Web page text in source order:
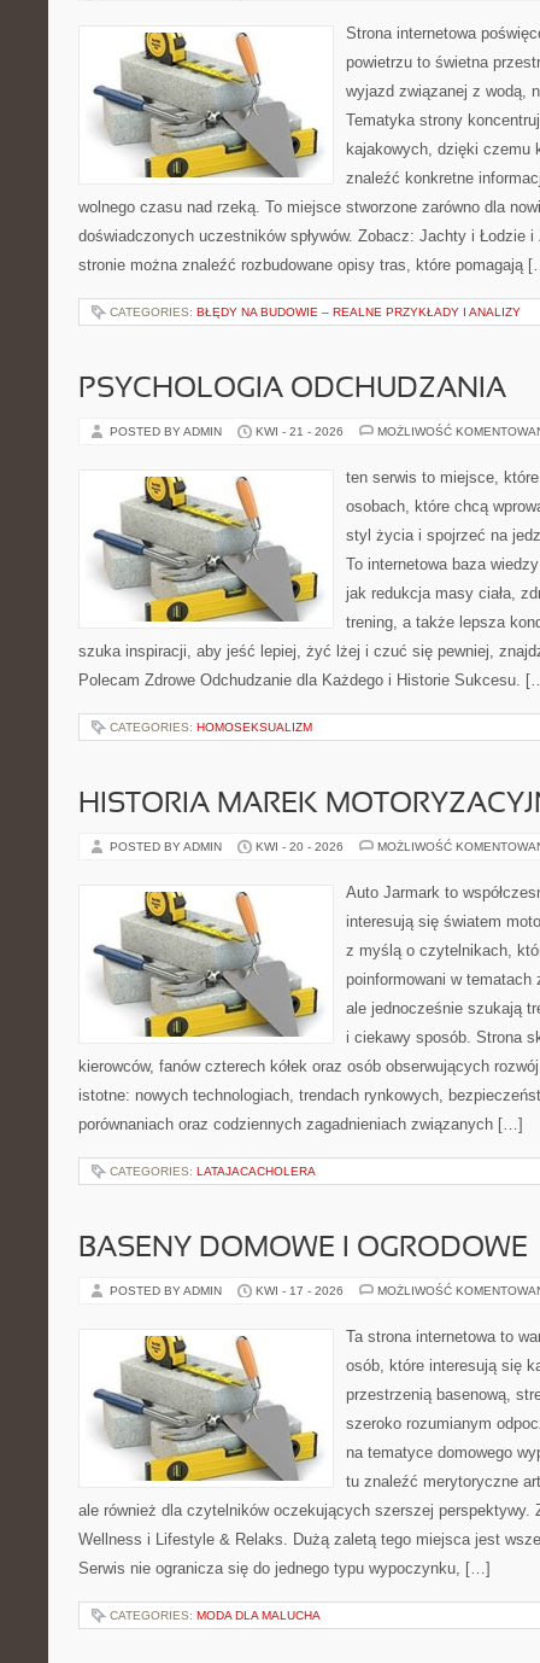
Strona internetowa
powietrzu to świetna
wyjazd związanej z wodą,
Tematyka strony
kajakowych, dzięki czemu
znaleźć konkretne
wolnego czasu nad rzeką. To miejsce stworzone zarówno dla
doświadczonych uczestników spływów. Zobacz: Jachty i Łodzie
stronie można znaleźć rozbudowane opisy tras, które pomagają
CATEGORIES: BŁĘDY NA BUDOWIE – REALNE PRZYKŁADY I ANALIZY
PSYCHOLOGIA ODCHUDZANIA
POSTED BY ADMIN KWI - 21 - 2026 MOŻLIWOŚĆ
ten serwis to miejsce,
osobach, które chcą
styl życia i spojrzeć na
To internetowa baza
jak redukcja masy ciała,
trening, a także lepsza
szuka inspiracji, aby jeść lepiej, żyć lżej i czuć się pewniej,
Polecam Zdrowe Odchudzanie dla Każdego i Historie Sukcesu.
CATEGORIES: HOMOSEKSUALIZM
HISTORIA MAREK
POSTED BY ADMIN KWI - 20 - 2026 MOŻLIWOŚĆ
Auto Jarmark to
interesują się światem
z myślą o czytelnikach,
poinformowani w
ale jednocześnie szukają
i ciekawy sposób. Strona
kierowców, fanów czterech kółek oraz osób obserwujących
istotne: nowych technologiach, trendach rynkowych,
porównaniach oraz codziennych zagadnieniach związanych […]
CATEGORIES: LATAJACACHOLERA
BASENY DOMOWE I OGRODOWE
POSTED BY ADMIN KWI - 17 - 2026 MOŻLIWOŚĆ
Ta strona internetowa to
osób, które interesują się
przestrzenią basenową,
szeroko rozumianym
na tematyce domowego
tu znaleźć merytoryczne
ale również dla czytelników oczekujących szerszej perspektywy.
Wellness i Lifestyle & Relaks. Dużą zaletą tego miejsca jest
Serwis nie ogranicza się do jednego typu wypoczynku, […]
CATEGORIES: MODA DLA MALUCHA